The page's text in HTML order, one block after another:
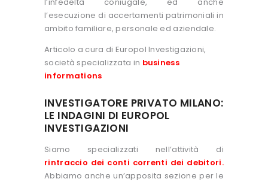
l’esecuzione di accertamenti patrimoniali in
ambito familiare, personale ed aziendale.
Articolo a cura di Europol Investigazioni,
società specializzata in business
informations
INVESTIGATORE PRIVATO MILANO:
LE INDAGINI DI EUROPOL
INVESTIGAZIONI
Siamo specializzati nell’attività di
rintraccio dei conti correnti dei debitori.
Abbiamo anche un’apposita sezione per le